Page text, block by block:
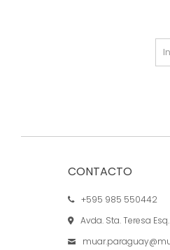
CONTACTO
+595 985 550442
Avda. Sta. Teresa